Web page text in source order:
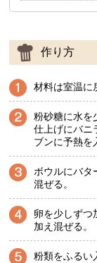
作り方
材料は室温に
粉砂糖に水を
仕上げにバニ
ブンに予熱を
ボウルにバタ
混ぜる。
卵を少しずつ
加え混ぜる。
粉類をふるい